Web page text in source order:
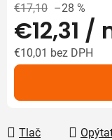
€17,10 –28 %
€12,31 /
€10,01 bez DPH
Tlač